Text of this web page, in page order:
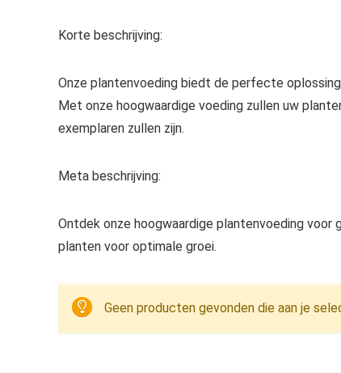
Korte beschrijving:
Onze plantenvoeding biedt de perfecte
Met onze hoogwaardige voeding zullen uw
exemplaren zullen zijn.
Meta beschrijving:
Ontdek onze hoogwaardige plantenvoeding
planten voor optimale groei.
Geen producten gevonden die aan je